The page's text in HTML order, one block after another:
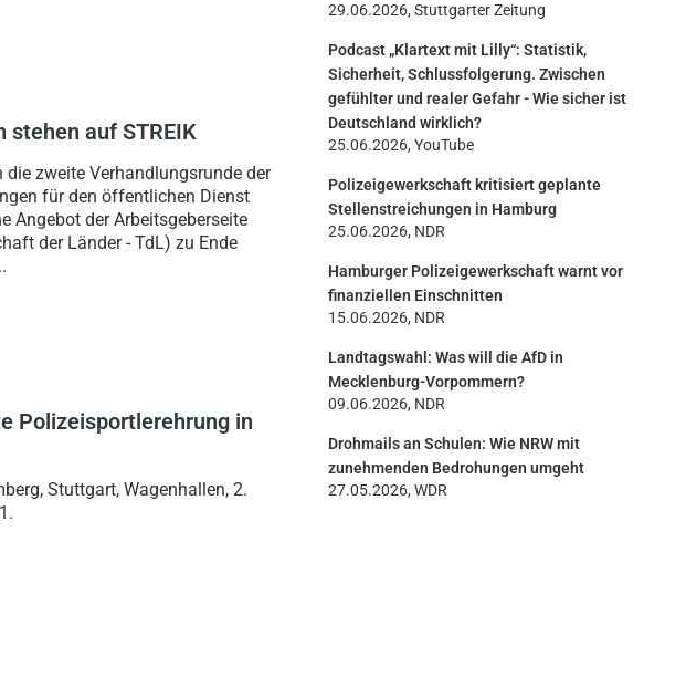
stehen auf STREIK
die zweite Verhandlungsrunde der
für den öffentlichen Dienst
Angebot der Arbeitsgeberseite
der Länder - TdL) zu Ende
Polizeisportlerehrung in
Stuttgart, Wagenhallen, 2.
29.06.2026, Stuttgarter Zeitung
Podcast „Klartext mit Lilly“: Statistik,
Sicherheit, Schlussfolgerung. Zwischen
gefühlter und realer Gefahr - Wie sicher ist
Deutschland wirklich?
25.06.2026, YouTube
Polizeigewerkschaft kritisiert geplante
Stellenstreichungen in Hamburg
25.06.2026, NDR
Hamburger Polizeigewerkschaft warnt vor
finanziellen Einschnitten
15.06.2026, NDR
Landtagswahl: Was will die AfD in
Mecklenburg-Vorpommern?
09.06.2026, NDR
Drohmails an Schulen: Wie NRW mit
zunehmenden Bedrohungen umgeht
27.05.2026, WDR